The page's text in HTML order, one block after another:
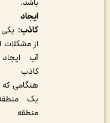
ایجاد نیاز
یکی دیگر
از مشکلات انتقال
آب ایجاد نیاز
کاذب است.
هنگامی که آب از
یک منطقه به
منطقه دیگر